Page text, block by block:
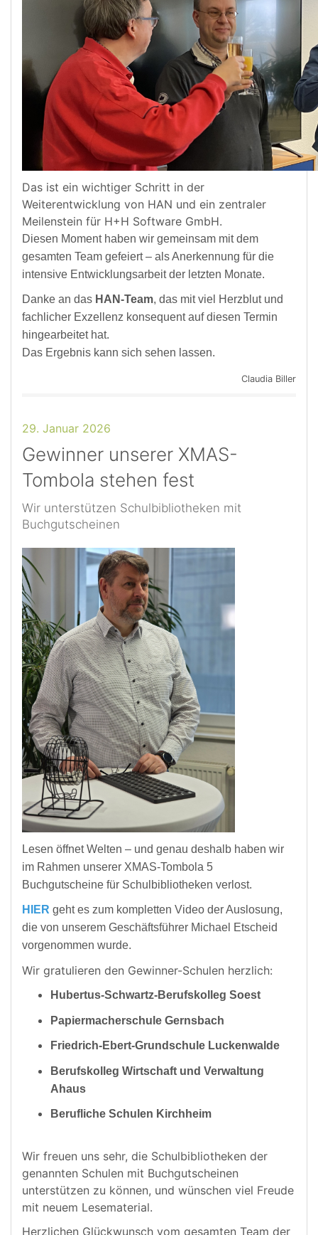
Das ist ein wichtiger Schritt in der
Weiterentwicklung von HAN und ein zentraler
Meilenstein für H+H Software GmbH.
Diesen Moment haben wir gemeinsam mit dem
gesamten Team gefeiert – als Anerkennung für die
intensive Entwicklungsarbeit der letzten Monate.
Danke an das HAN-Team, das mit viel Herzblut und
fachlicher Exzellenz konsequent auf diesen Termin
hingearbeitet hat.
Das Ergebnis kann sich sehen lassen.
Claudia Biller
29. Januar 2026
Gewinner unserer XMAS-
Tombola stehen fest
Wir unterstützen Schulbibliotheken mit
Buchgutscheinen
Lesen öffnet Welten – und genau deshalb haben wir
im Rahmen unserer XMAS-Tombola 5
Buchgutscheine für Schulbibliotheken verlost.
HIER geht es zum kompletten Video der Auslosung,
die von unserem Geschäftsführer Michael Etscheid
vorgenommen wurde.
Wir gratulieren den Gewinner-Schulen herzlich:
Hubertus-Schwartz-Berufskolleg Soest
Papiermacherschule Gernsbach
Friedrich-Ebert-Grundschule Luckenwalde
Berufskolleg Wirtschaft und Verwaltung
Ahaus
Berufliche Schulen Kirchheim
Wir freuen uns sehr, die Schulbibliotheken der
genannten Schulen mit Buchgutscheinen
unterstützen zu können, und wünschen viel Freude
mit neuem Lesematerial.
Herzlichen Glückwunsch vom gesamten Team der